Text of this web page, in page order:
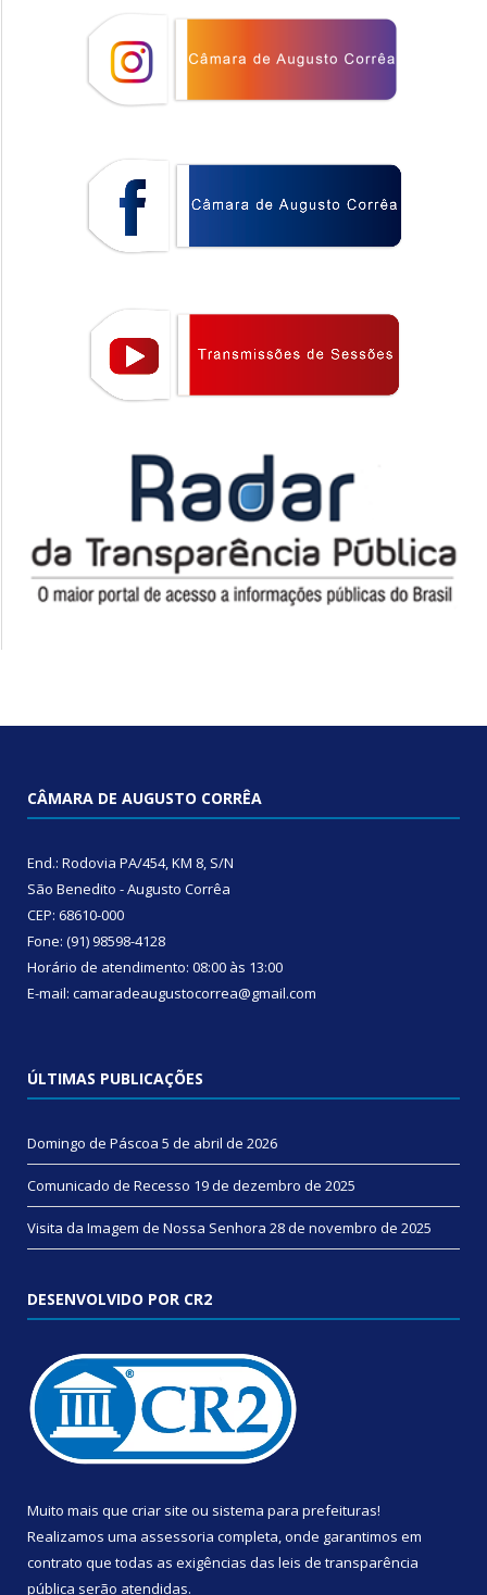
CÂMARA DE AUGUSTO CORRÊA
End.: Rodovia PA/454, KM 8, S/N
São Benedito - Augusto Corrêa
CEP: 68610-000
Fone: (91) 98598-4128
Horário de atendimento: 08:00 às 13:00
E-mail: camaradeaugustocorrea@gmail.com
ÚLTIMAS PUBLICAÇÕES
Domingo de Páscoa 5 de abril de 2026
Comunicado de Recesso 19 de dezembro de 2025
Visita da Imagem de Nossa Senhora 28 de novembro de 2025
DESENVOLVIDO POR CR2
Muito mais que criar site ou sistema para prefeituras!
Realizamos uma assessoria completa, onde garantimos em
contrato que todas as exigências das leis de transparência
pública serão atendidas.